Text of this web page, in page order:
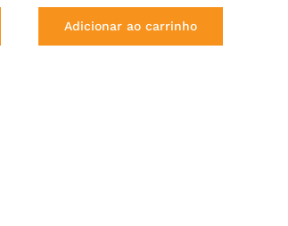
Adicionar ao carrinho